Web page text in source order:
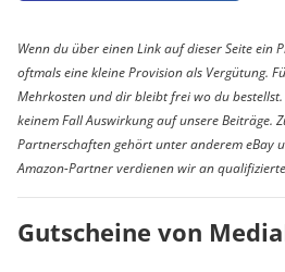
Wenn du über einen Link auf dieser Seite ein
oftmals eine kleine Provision als Vergütung.
Mehrkosten und dir bleibt frei wo du
keinem Fall Auswirkung auf unsere Beiträge.
Partnerschaften gehört unter anderem eBay
Amazon-Partner verdienen wir an
Gutscheine von